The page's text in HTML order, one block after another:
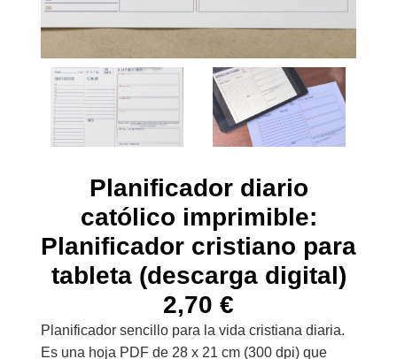
Planificador diario
católico imprimible:
Planificador cristiano para
tableta (descarga digital)
2,70 €
Planificador sencillo para la vida cristiana diaria.
Es una hoja PDF de 28 x 21 cm (300 dpi) que